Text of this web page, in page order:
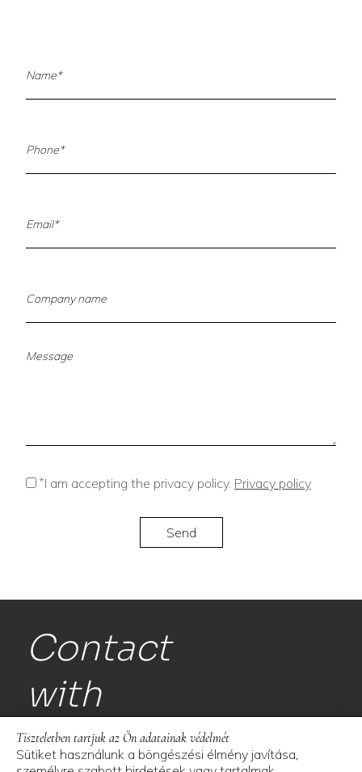
*I am accepting the privacy policy. Privacy policy
Contact
with
us!
Tiszteletben tartjuk az Ön adatainak védelmét
Sütiket használunk a böngészési élmény javítása,